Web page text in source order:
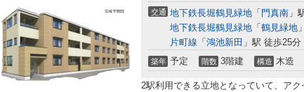
交通 地下鉄長堀鶴見緑地 「 門真南 」
地下鉄長堀鶴見緑地 「 鶴見緑地
片町線 「 鴻池新田 」駅 徒歩25分
築年 予定 階数 3階建 構造 木造
2駅利用できる立地となっていて、ア